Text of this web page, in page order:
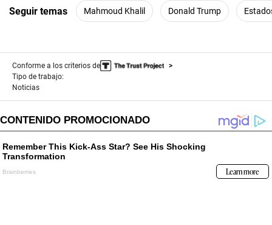
Seguir temas Mahmoud Khalil Donald Trump
Conforme a los criterios de
Tipo de trabajo:
Noticias